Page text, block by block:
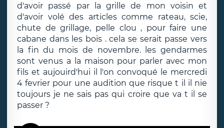
d'avoir passé par la grille de mon voisin et
d'avoir volé des articles comme rateau, scie,
chute de grillage, pelle clou , pour faire une
cabane dans les bois . cela se serait passe vers
la fin du mois de novembre. les gendarmes
sont venus a la maison pour parler avec mon
fils et aujouird'hui il l'on convoqué le mercredi
4 fevrier pour une audition que risque t il il nie
toujours je ne sais pas qui croire que va t il se
passer ?